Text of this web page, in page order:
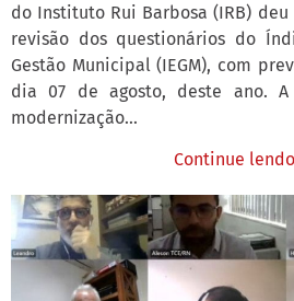
do Instituto Rui Barbosa (IRB)
revisão dos questionários do
Gestão Municipal (IEGM), com
dia 07 de agosto, deste ano.
modernização...
Continue